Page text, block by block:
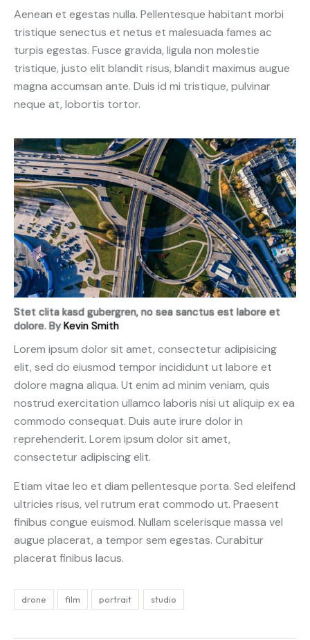
Aenean et egestas nulla. Pellentesque habitant morbi
tristique senectus et netus et malesuada fames ac
turpis egestas. Fusce gravida, ligula non molestie
tristique, justo elit blandit risus, blandit maximus augue
magna accumsan ante. Duis id mi tristique, pulvinar
neque at, lobortis tortor.
Stet clita kasd gubergren, no sea sanctus est labore et
dolore. ByKevin Smith
Lorem ipsum dolor sit amet, consectetur adipisicing
elit, sed do eiusmod tempor incididunt ut labore et
dolore magna aliqua. Ut enim ad minim veniam, quis
nostrud exercitation ullamco laboris nisi ut aliquip ex ea
commodo consequat. Duis aute irure dolor in
reprehenderit. Lorem ipsum dolor sit amet,
consectetur adipiscing elit.
Etiam vitae leo et diam pellentesque porta. Sed eleifend
ultricies risus, vel rutrum erat commodo ut. Praesent
finibus congue euismod. Nullam scelerisque massa vel
augue placerat, a tempor sem egestas. Curabitur
placerat finibus lacus.
drone film portrait studio